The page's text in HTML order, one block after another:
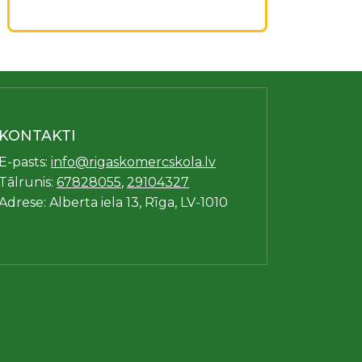
pasts: info@rigaskomercskola.lv
67828055, 29104327
Alberta iela 13, Rīga, LV-1010